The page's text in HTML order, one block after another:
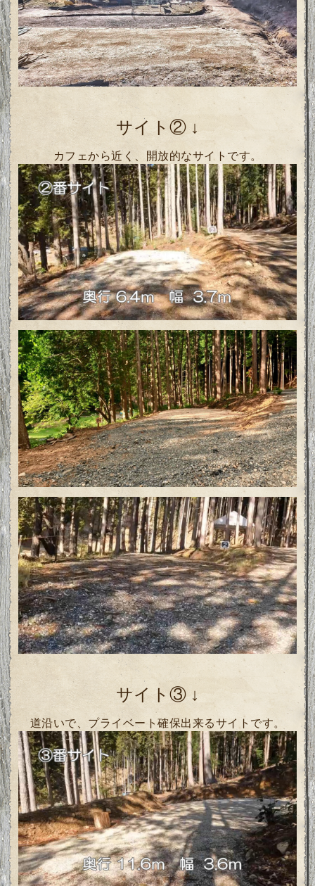
サイト② ↓
カフェから近く、開放的なサイトです。
サイト③ ↓
道沿いで、プライベート確保出来るサイトです。